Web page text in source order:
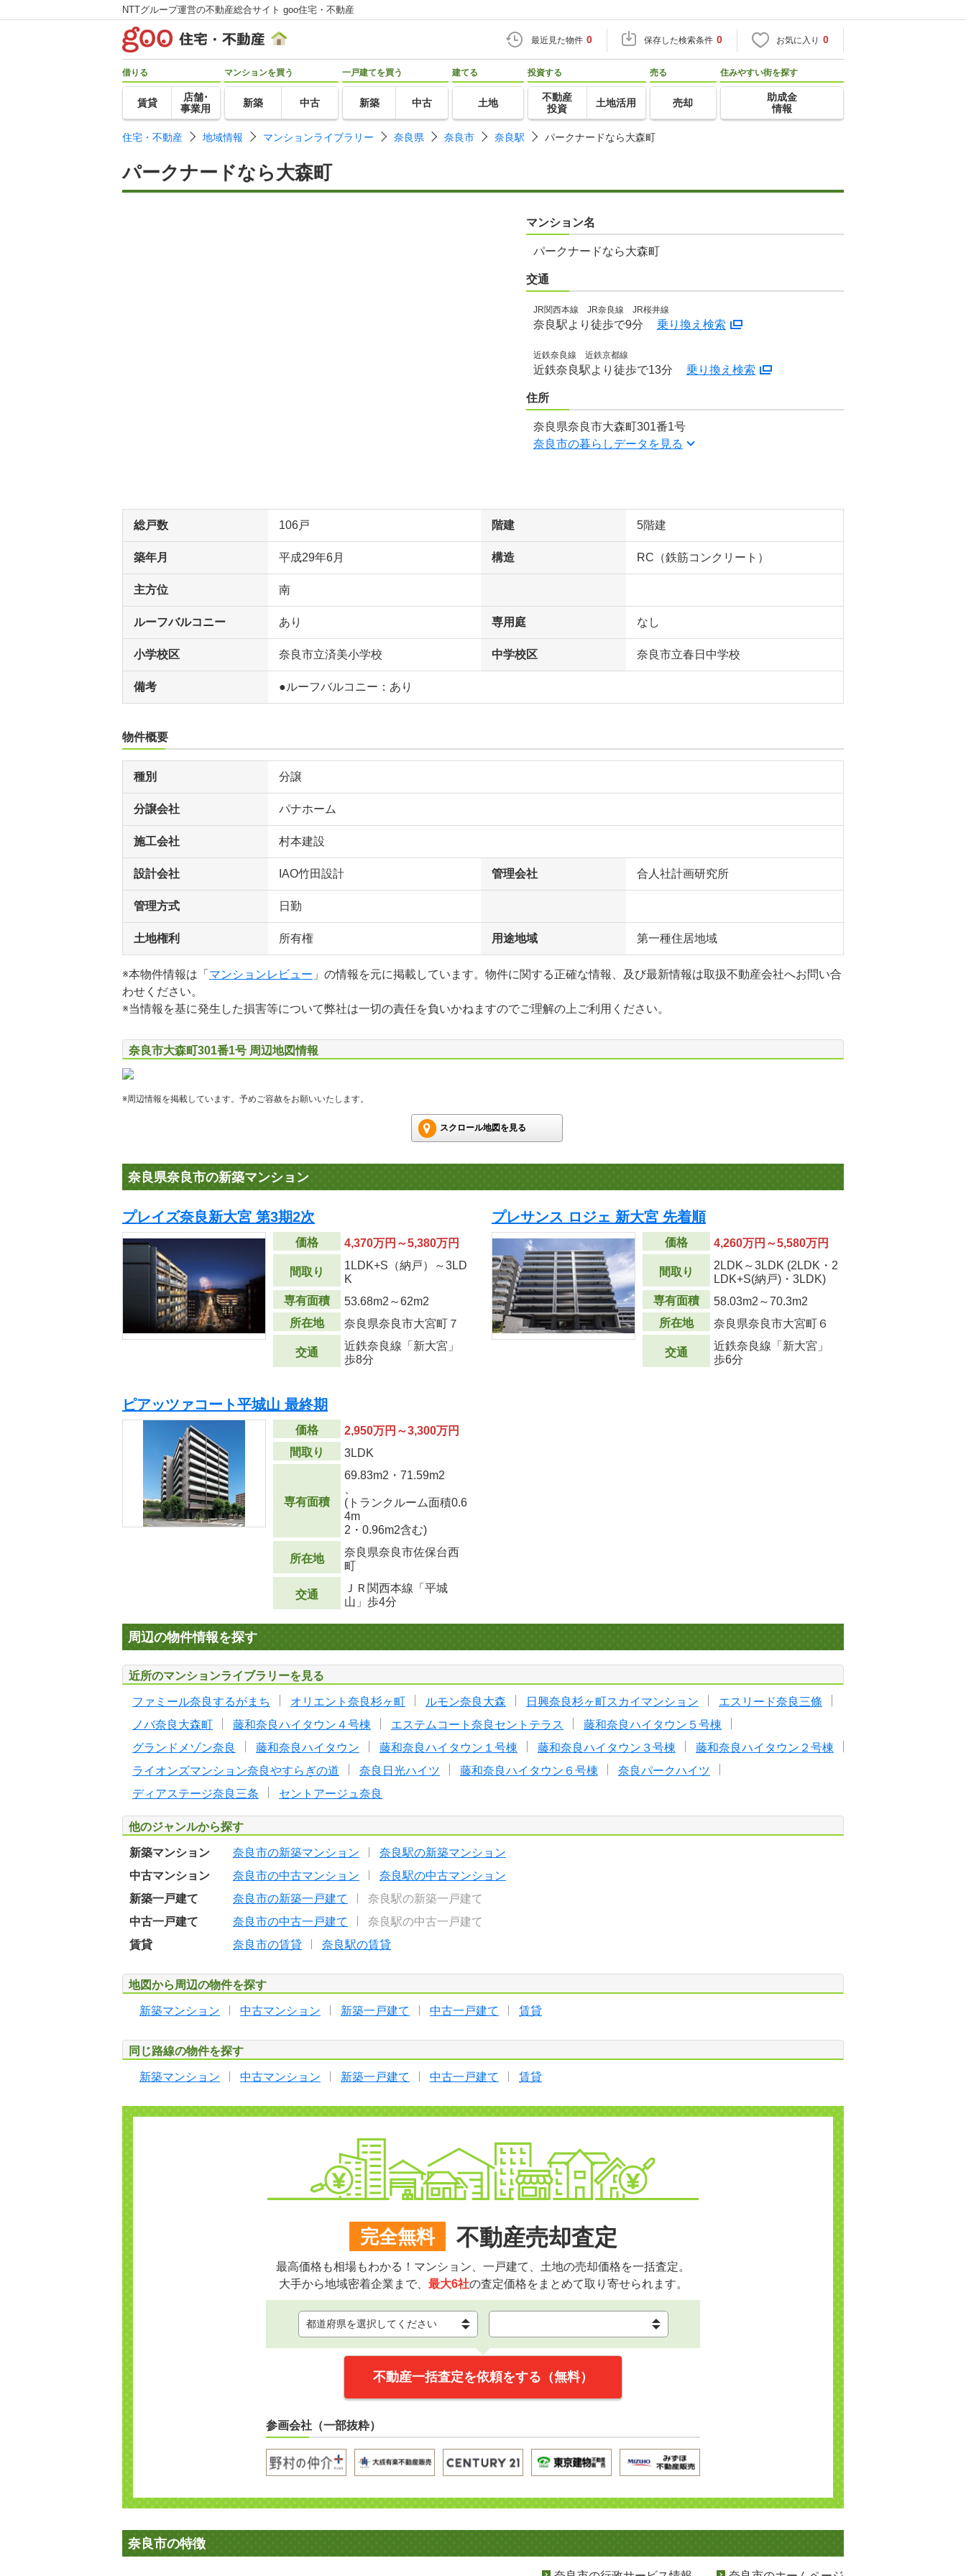
NTTグループ運営の不動産総合サイト goo住宅・不動産
最近見た物件 0 保存した検索条件 0 お気に入り 0
借りる
賃貸
店舗･
事業用
マンションを買う
新築 中古
一戸建てを買う
新築 中古
建てる
土地
投資する
不動産
投資
土地活用
売る
売却
住みやすい街を探す
助成金
情報
住宅・不動産 地域情報 マンションライブラリー 奈良県 奈良市 奈良駅 パークナードなら大森町
パークナードなら大森町
マンション名
パークナードなら大森町
交通
JR関西本線 JR奈良線 JR桜井線
奈良駅より徒歩で9分 乗り換え検索
近鉄奈良線 近鉄京都線
近鉄奈良駅より徒歩で13分 乗り換え検索
住所
奈良県奈良市大森町301番1号
奈良市の暮らしデータを見る
総戸数 106戸 階建 5階建
築年月 平成29年6月 構造 RC（鉄筋コンクリート）
主方位 南
ルーフバルコニー あり 専用庭 なし
小学校区 奈良市立済美小学校 中学校区 奈良市立春日中学校
備考 ●ルーフバルコニー：あり
物件概要
種別 分譲
分譲会社 パナホーム
施工会社 村本建設
設計会社 IAO竹田設計 管理会社 合人社計画研究所
管理方式 日勤
土地権利 所有権 用途地域 第一種住居地域
※本物件情報は「 マンションレビュー 」の情報を元に掲載しています。物件に関する正確な情報、及び最新情報は取扱不動産会社へお問い合
わせください。
※当情報を基に発生した損害等について弊社は一切の責任を負いかねますのでご理解の上ご利用ください。
奈良市大森町301番1号 周辺地図情報
※周辺情報を掲載しています。予めご容赦をお願いいたします。
スクロール地図を見る
奈良県奈良市の新築マンション
プレイズ奈良新大宮 第3期2次
価格 4,370万円～5,380万円
間取り
1LDK+S（納戸）～3LD
K
専有面積
53.68m2 ～62m2
所在地
奈良県奈良市大宮町７
交通
近鉄奈良線「新大宮」
歩8分
プレサンス ロジェ 新大宮 先着順
価格 4,260万円～5,580万円
間取り
2LDK～3LDK (2LDK・2
LDK+S(納戸)・3LDK)
専有面積
58.03m2 ～70.3m2
所在地
奈良県奈良市大宮町６
交通
近鉄奈良線「新大宮」
歩6分
ピアッツァコート平城山 最終期
価格
2,950万円～3,300万円
間取り
3LDK
専有面積
69.83m2 ・71.59m2
(トランクルーム面積0.6
4m
2 ・0.96m2含む)
所在地
奈良県奈良市佐保台西
町
交通
ＪＲ関西本線「平城
山」歩4分
周辺の物件情報を探す
近所のマンションライブラリーを見る
ファミール奈良するがまち オリエント奈良杉ヶ町 ルモン奈良大森 日興奈良杉ヶ町スカイマンション
エスリード奈良三條
ノバ奈良大森町
藤和奈良ハイタウン４号棟 エステムコート奈良セントテラス
藤和奈良ハイタウン５号棟
グランドメゾン奈良
藤和奈良ハイタウン 藤和奈良ハイタウン１号棟 藤和奈良ハイタウン３号棟
藤和奈良ハイタウン２号棟
ライオンズマンション奈良やすらぎの道
奈良日光ハイツ 藤和奈良ハイタウン６号棟
奈良パークハイツ
ディアステージ奈良三条
セントアージュ奈良
他のジャンルから探す
新築マンション 奈良市の新築マンション
奈良駅の新築マンション
中古マンション
奈良市の中古マンション
奈良駅の中古マンション
新築一戸建て
奈良市の新築一戸建て
奈良駅の新築一戸建て
中古一戸建て
奈良市の中古一戸建て
奈良駅の中古一戸建て
賃貸
奈良市の賃貸 奈良駅の賃貸
地図から周辺の物件を探す
新築マンション 中古マンション 新築一戸建て 中古一戸建て 賃貸
同じ路線の物件を探す
新築マンション 中古マンション 新築一戸建て 中古一戸建て 賃貸
完全無料 不動産売却査定
最高価格も相場もわかる！マンション、一戸建て、土地の売却価格を一括査定。
大手から地域密着企業まで、 最大6社の査定価格をまとめて取り寄せられます。
不動産一括査定を依頼をする（無料）
参画会社（一部抜粋）
奈良市の特徴